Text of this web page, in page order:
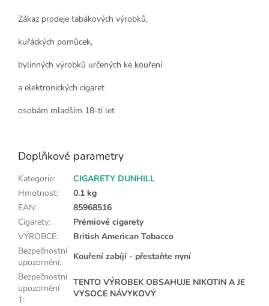
Zákaz prodeje tabákových výrobků,
kuřáckých pomůcek,
bylinných výrobků určených ke kouření
a elektronických cigaret
osobám mladším 18-ti let
Doplňkové parametry
Kategorie:
CIGARETY DUNHILL
Hmotnost:
0.1 kg
EAN:
85968516
Cigarety:
Prémiové cigarety
VÝROBCE:
British American Tobacco
Bezpečnostní
upozornění:
Kouření zabíjí - přestaňte nyní
Bezpečnostní
upozornění
1:
TENTO VÝROBEK OBSAHUJE NIKOTIN A JE
VYSOCE NÁVYKOVÝ